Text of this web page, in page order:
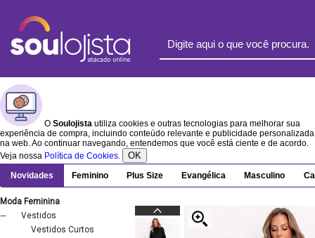
O Soulojista utiliza cookies e outras tecnologias para melhorar sua
experiência de compra, incluindo conteúdo relevante e publicidade personalizada
na web. Ao continuar navegando, entendemos que você está ciente e de acordo.
Veja nossa Política de Cookies. OK
Novidades Feminino Plus Size Evangélica Masculino
Moda Feminina
Vestidos
Vestidos Curtos